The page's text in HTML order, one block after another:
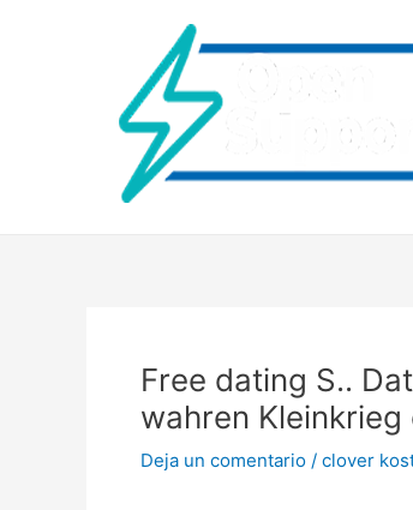
Free dating S..
wahren Kleinkrieg
Deja un comentario / clover